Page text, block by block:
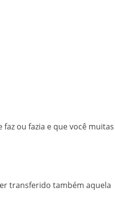
ou fazia e que você muitas
transferido também aquela